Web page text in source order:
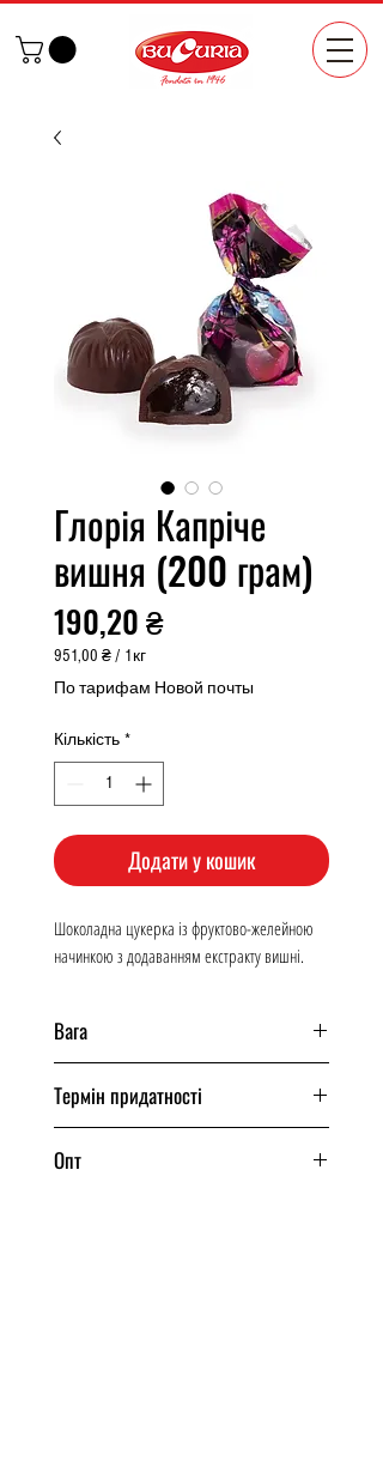
Глорія Капріче
вишня (200 грам)
190,20 ₴Ціна
951,00 ₴/ 1кг
951,00 ₴
Кілограм
По тарифам Новой почты
Кількість *
Додати у кошик
Шоколадна цукерка із фруктово-желейною
начинкою з додаванням екстракту вишні.
Вага
Термін придатності
Опт